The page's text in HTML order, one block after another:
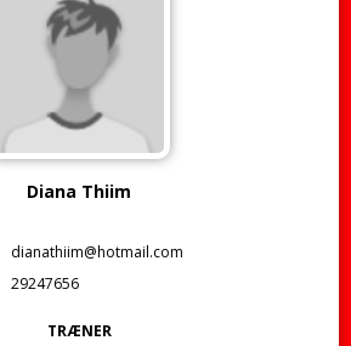
Diana Thiim
dianathiim@hotmail.com
29247656
TRÆNER